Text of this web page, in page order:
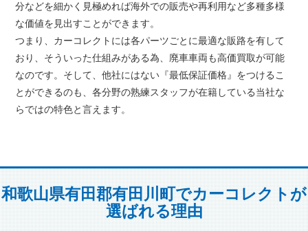
分などを細かく見極めれば海外での販売や再利用など多種多様
な価値を見出すことができます。
つまり、カーコレクトには各パーツごとに最適な販路を有して
おり、そういった仕組みがある為、廃車車両も高価買取が可能
なのです。そして、他社にはない『最低保証価格』をつけるこ
とができるのも、各分野の熟練スタッフが在籍している当社な
らではの特色と言えます。
和歌山県有田郡有田川町でカーコレクトが
選ばれる理由